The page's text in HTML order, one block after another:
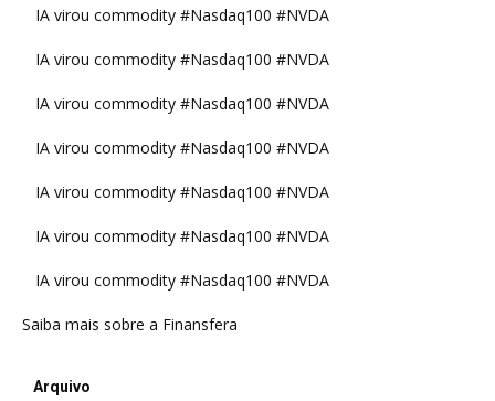
IA virou commodity #Nasdaq100 #NVDA
IA virou commodity #Nasdaq100 #NVDA
IA virou commodity #Nasdaq100 #NVDA
IA virou commodity #Nasdaq100 #NVDA
IA virou commodity #Nasdaq100 #NVDA
IA virou commodity #Nasdaq100 #NVDA
IA virou commodity #Nasdaq100 #NVDA
Saiba mais sobre a Finansfera
Arquivo